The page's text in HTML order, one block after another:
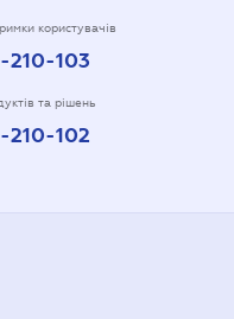
користувачів
103
та рішень
102